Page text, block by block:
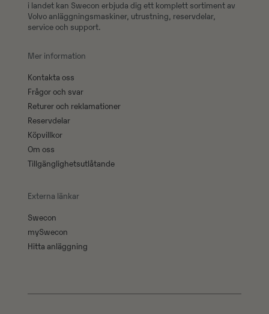
i landet kan Swecon erbjuda dig ett komplett sortiment av
Volvo anläggningsmaskiner, utrustning, reservdelar,
service och support.
Mer information
Kontakta oss
Frågor och svar
Returer och reklamationer
Reservdelar
Köpvillkor
Om oss
Tillgänglighetsutlåtande
Externa länkar
Swecon
mySwecon
Hitta anläggning